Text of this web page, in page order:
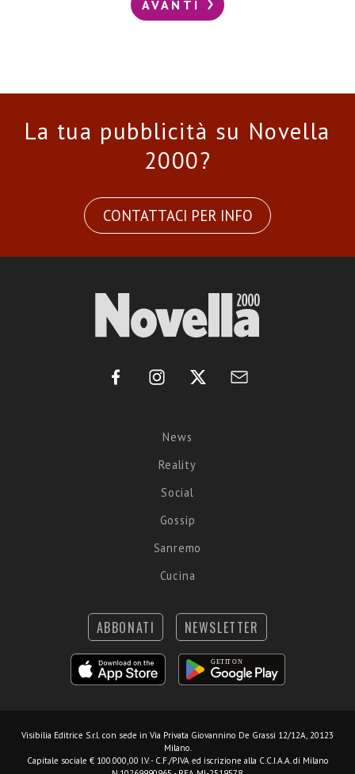
AVANTI
La tua pubblicità su Novella
2000?
CONTATTACI PER INFO
News
Reality
Social
Gossip
Sanremo
Cucina
ABBONATI NEWSLETTER
Visibilia Editrice S.r.l. con sede in Via Privata Giovannino De Grassi 12/12A, 20123
Milano.
Capitale sociale € 100.000,00 I.V. - C.F./P.IVA ed iscrizione alla C.C.I.A.A. di Milano